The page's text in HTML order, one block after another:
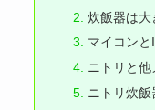
炊飯器は大
マイコン
ニトリと他
ニトリ炊飯